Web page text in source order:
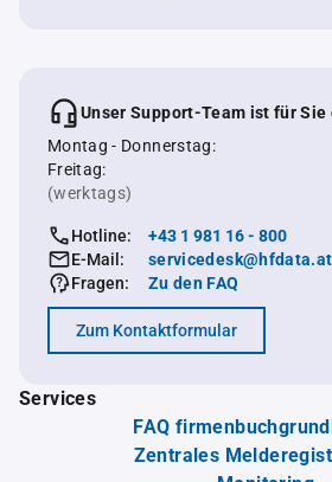
Unser Support-Team ist für Sie
Montag - Donnerstag:
Freitag:
(werktags)
Hotline:
+43 1 981 16 - 800
E-Mail:
servicedesk@hfdata.at
Fragen:
Zu den FAQ
Zum Kontaktformular
Services
FAQ
Zentrales